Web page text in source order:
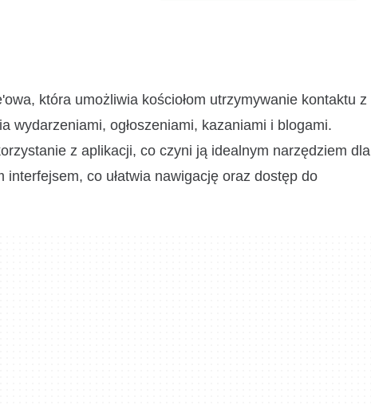
która umożliwia kościołom utrzymywanie kontaktu z
wydarzeniami, ogłoszeniami, kazaniami i blogami.
z aplikacji, co czyni ją idealnym narzędziem dla
co ułatwia nawigację oraz dostęp do